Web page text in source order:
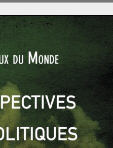
mettre en place une défense
n’envisageait de soutenir
commune
». L’Europe est-elle
de Christophe Chabert, «
entre renforcement de la
des États[
défense. Les inégalités entre
que d’industrie. Seules huit
à 40000 soldats. Les
possède 312 000 soldats, le
technologiques renforcent la